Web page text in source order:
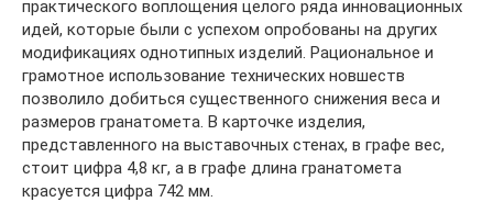
практического воплощения целого ряда инновационных
идей, которые были с успехом опробованы на других
модификациях однотипных изделий. Рациональное и
грамотное использование технических новшеств
позволило добиться существенного снижения веса и
размеров гранатомета. В карточке изделия,
представленного на выставочных стенах, в графе вес,
стоит цифра 4,8 кг, а в графе длина гранатомета
красуется цифра 742 мм.